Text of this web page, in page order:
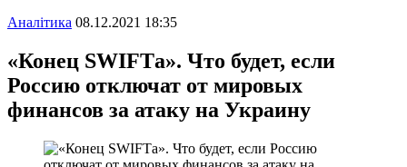
Аналітика 08.12.2021 18:35
«Конец SWIFTа». Что будет, если
Россию отключат от мировых
финансов за атаку на Украину